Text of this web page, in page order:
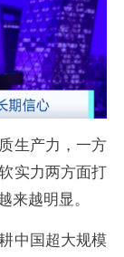
生产力，一方
实力两方面打
来越明显。
中国超大规模